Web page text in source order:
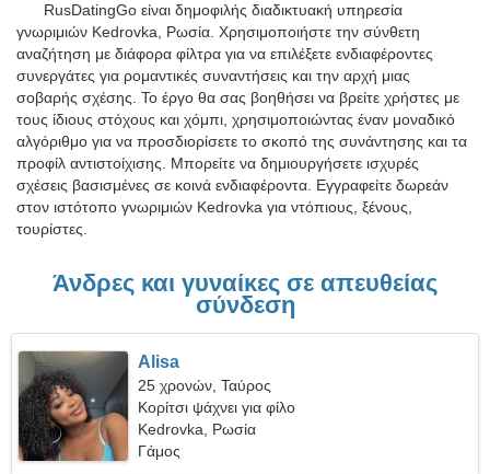
RusDatingGo είναι δημοφιλής διαδικτυακή υπηρεσία
γνωριμιών Kedrovka, Ρωσία. Χρησιμοποιήστε την σύνθετη
αναζήτηση με διάφορα φίλτρα για να επιλέξετε ενδιαφέροντες
συνεργάτες για ρομαντικές συναντήσεις και την αρχή μιας
σοβαρής σχέσης. Το έργο θα σας βοηθήσει να βρείτε χρήστες με
τους ίδιους στόχους και χόμπι, χρησιμοποιώντας έναν μοναδικό
αλγόριθμο για να προσδιορίσετε το σκοπό της συνάντησης και τα
προφίλ αντιστοίχισης. Μπορείτε να δημιουργήσετε ισχυρές
σχέσεις βασισμένες σε κοινά ενδιαφέροντα. Εγγραφείτε δωρεάν
στον ιστότοπο γνωριμιών Kedrovka για ντόπιους, ξένους,
τουρίστες.
Άνδρες και γυναίκες σε απευθείας
σύνδεση
Alisa
25 χρονών, Ταύρος
Κορίτσι ψάχνει για φίλο
Kedrovka, Ρωσία
Γάμος